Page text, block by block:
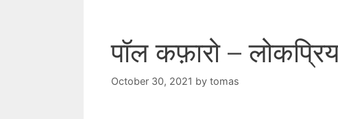
पॉल कफ़ारो –
October 30, 2021 by tomas